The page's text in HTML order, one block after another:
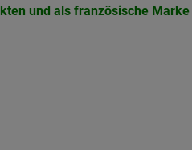
und als französische Marke